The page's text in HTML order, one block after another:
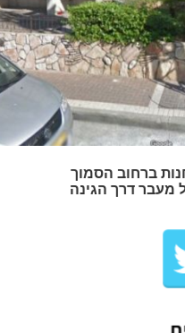
ברחוב הסמוך
43 , יש שם שביל מעבר דרך הגינה